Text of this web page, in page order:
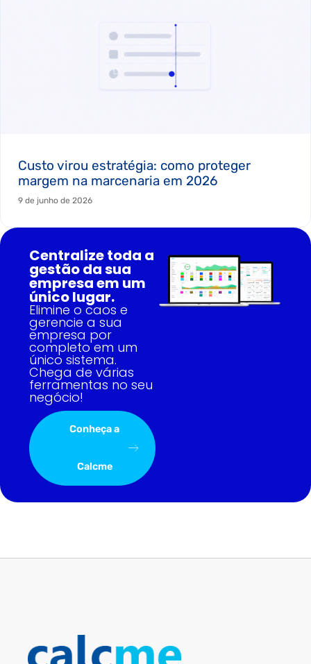
Custo virou estratégia: como proteger
margem na marcenaria em 2026
9 de junho de 2026
Centralize toda a
gestão da sua
empresa em um
único lugar.
Elimine o caos e
gerencie a sua
empresa por
completo em um
único sistema.
Chega de várias
ferramentas no seu
negócio!
Conheça a
Calcme